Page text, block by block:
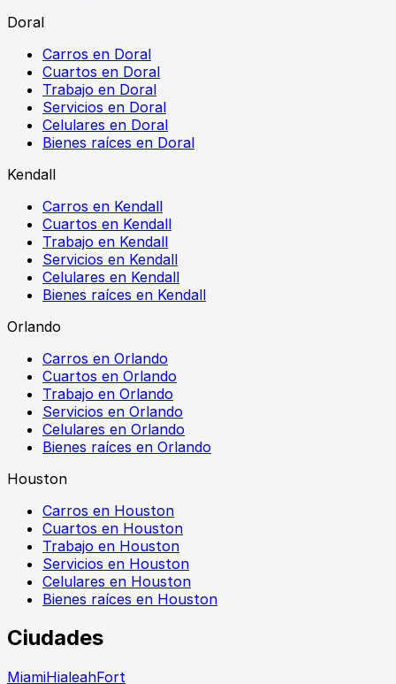
Doral
Carros en Doral
Cuartos en Doral
Trabajo en Doral
Servicios en Doral
Celulares en Doral
Bienes raíces en Doral
Kendall
Carros en Kendall
Cuartos en Kendall
Trabajo en Kendall
Servicios en Kendall
Celulares en Kendall
Bienes raíces en Kendall
Orlando
Carros en Orlando
Cuartos en Orlando
Trabajo en Orlando
Servicios en Orlando
Celulares en Orlando
Bienes raíces en Orlando
Houston
Carros en Houston
Cuartos en Houston
Trabajo en Houston
Servicios en Houston
Celulares en Houston
Bienes raíces en Houston
Ciudades
MiamiHialeahFort